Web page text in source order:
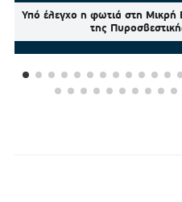
Υπό έλεγχο η φωτιά στη
της